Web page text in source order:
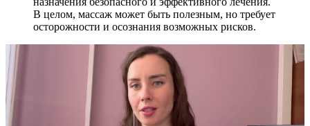
В целом, массаж может быть полезным, но требует
осторожности и осознания возможных рисков.